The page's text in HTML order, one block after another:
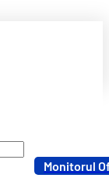
Monitorul